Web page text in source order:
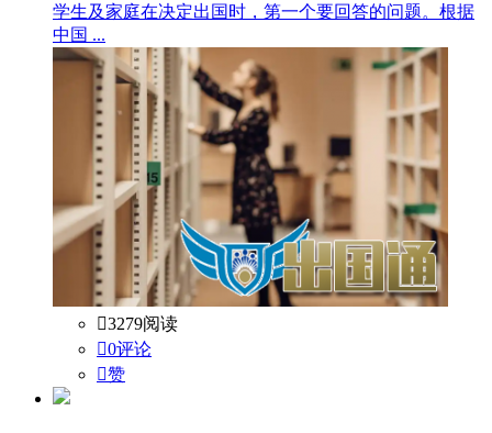
学生及家庭在决定出国时，第一个要回答的问题。根据
中国 ...
3279阅读
0评论
赞